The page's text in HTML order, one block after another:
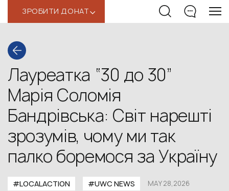
ЗРОБИТИ ДОНАТ‹
Лауреатка “30 до 30”
Марія Соломія
Бандрівська: Світ нарешті
зрозумів, чому ми так
палко боремося за Україну
#LOCALACTION #UWС NEWS MAY 28,2026